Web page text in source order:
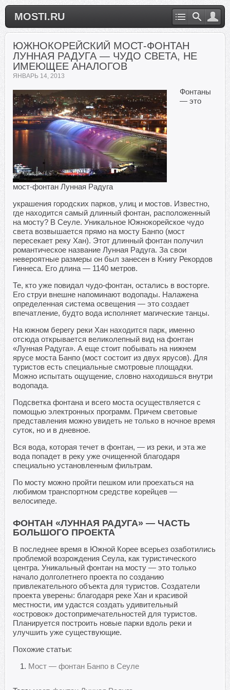
MOSTI.RU
ЮЖНОКОРЕЙСКИЙ МОСТ-ФОНТАН
ЛУННАЯ РАДУГА — ЧУДО СВЕТА, НЕ
ИМЕЮЩЕЕ АНАЛОГОВ
ЯНВАРЬ 14, 2013
мост-фонтан Лунная Радуга
Фонтаны
— это
украшения городских парков, улиц и мостов. Известно,
где находится самый длинный фонтан, расположенный
на мосту? В Сеуле. Уникальное Южнокорейское чудо
света возвышается прямо на мосту Банпо (мост
пересекает реку Хан). Этот длинный фонтан получил
романтическое название Лунная Радуга. За свои
невероятные размеры он был занесен в Книгу Рекордов
Гиннеса. Его длина — 1140 метров.
Те, кто уже повидал чудо-фонтан, остались в восторге.
Его струи внешне напоминают водопады. Налажена
определенная система освещения — это создает
впечатление, будто вода исполняет магические танцы.
На южном берегу реки Хан находится парк, именно
отсюда открывается великолепный вид на фонтан
«Лунная Радуга». А еще стоит побывать на нижнем
ярусе моста Банпо (мост состоит из двух ярусов). Для
туристов есть специальные смотровые площадки.
Можно испытать ощущение, словно находишься внутри
водопада.
Подсветка фонтана и всего моста осуществляется с
помощью электронных программ. Причем световые
представления можно увидеть не только в ночное время
суток, но и в дневное.
Вся вода, которая течет в фонтан, — из реки, и эта же
вода попадет в реку уже очищенной благодаря
специально установленным фильтрам.
По мосту можно пройти пешком или проехаться на
любимом транспортном средстве корейцев —
велосипеде.
ФОНТАН «ЛУННАЯ РАДУГА» — ЧАСТЬ
БОЛЬШОГО ПРОЕКТА
В последнее время в Южной Корее всерьез озаботились
проблемой возрождения Сеула, как туристического
центра. Уникальный фонтан на мосту — это только
начало долголетнего проекта по созданию
привлекательного объекта для туристов. Создатели
проекта уверены: благодаря реке Хан и красивой
местности, им удастся создать удивительный
«островок» достопримечательностей для туристов.
Планируется построить новые парки вдоль реки и
улучшить уже существующие.
Похожие статьи:
Мост — фонтан Банпо в Сеуле